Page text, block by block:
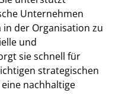
Unternehmen
der Organisation zu
und
sie schnell für
strategischen
nachhaltige